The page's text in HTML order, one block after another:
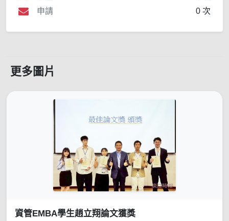
申請
0 次
更多圖片
資管EMBA學生趙立翔論文獲獎